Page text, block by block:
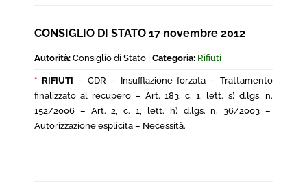
CONSIGLIO DI STATO 17 novembre 2012
Autorità: Consiglio di Stato | Categoria: Rifiuti
* RIFIUTI – CDR – Insufflazione forzata – Trattamento
finalizzato al recupero – Art. 183, c. 1, lett. s) d.lgs. n.
152/2006 – Art. 2, c. 1, lett. h) d.lgs. n. 36/2003 –
Autorizzazione esplicita – Necessità.